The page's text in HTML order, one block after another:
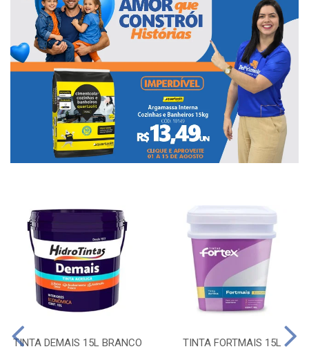
TINTA DEMAIS 15L BRANCO TINTA FORTMAIS 15L